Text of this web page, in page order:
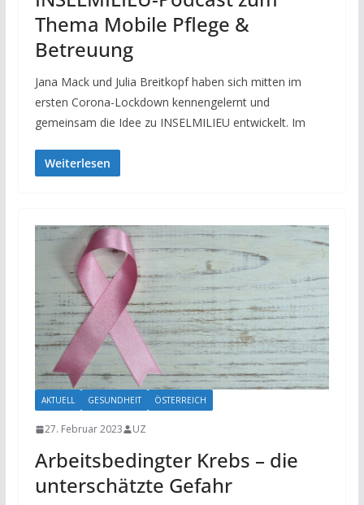
Thema Mobile Pflege &
Betreuung
Jana Mack und Julia Breitkopf haben sich mitten im
ersten Corona-Lockdown kennengelernt und
gemeinsam die Idee zu INSELMILIEU entwickelt. Im
Weiterlesen
AKTUELL GESUNDHEIT ÖSTERREICH
27. Februar 2023 UZ
Arbeitsbedingter Krebs – die
unterschätzte Gefahr